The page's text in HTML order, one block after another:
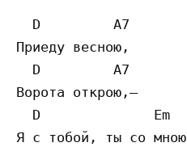
  D         A7
Приеду весною,
  D         A7
Ворота открою,—
  D              Em
Я с тобой, ты со мною